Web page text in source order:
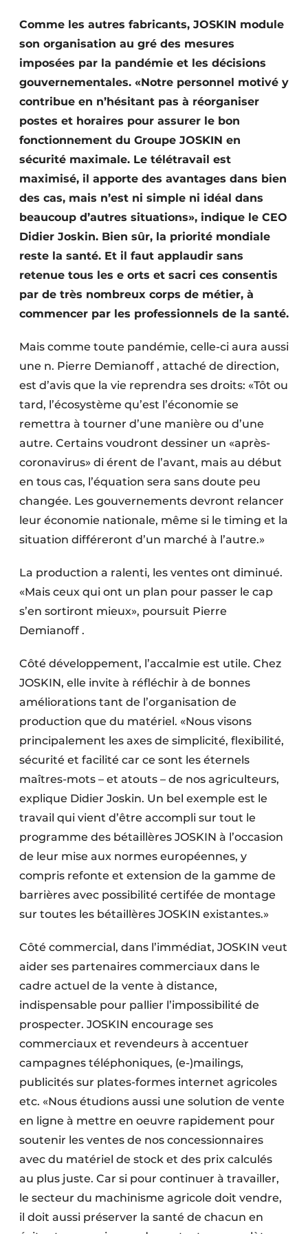
Video’s
Construction bois
Contrôle d’accès
Éclairage
Fondations
Façades
Géotextiles
Infrastructures souterraines et égouttage
Protection solaire
Rénovation
Sécurité incendie
Software
Techniques ferroviaires
Travaux ferroviaires
Comme les autres fabricants, JOSKIN module
son organisation au gré des mesures
imposées par la pandémie et les décisions
gouvernementales. «Notre personnel motivé y
contribue en n’hésitant pas à réorganiser
postes et horaires pour assurer le bon
fonctionnement du Groupe JOSKIN en
sécurité maximale. Le télétravail est
maximisé, il apporte des avantages dans bien
des cas, mais n’est ni simple ni idéal dans
beaucoup d’autres situations», indique le CEO
Didier Joskin. Bien sûr, la priorité mondiale
reste la santé. Et il faut applaudir sans
retenue tous les e orts et sacri ces consentis
par de très nombreux corps de métier, à
commencer par les professionnels de la santé.
Mais comme toute pandémie, celle-ci aura aussi
une n. Pierre Demianoff , attaché de direction,
est d’avis que la vie reprendra ses droits: «Tôt ou
tard, l’écosystème qu’est l’économie se
remettra à tourner d’une manière ou d’une
autre. Certains voudront dessiner un «après-
coronavirus» di érent de l’avant, mais au début
en tous cas, l’équation sera sans doute peu
changée. Les gouvernements devront relancer
leur économie nationale, même si le timing et la
situation différeront d’un marché à l’autre.»
La production a ralenti, les ventes ont diminué.
«Mais ceux qui ont un plan pour passer le cap
s’en sortiront mieux», poursuit Pierre
Demianoff .
Côté développement, l’accalmie est utile. Chez
JOSKIN, elle invite à réfléchir à de bonnes
améliorations tant de l’organisation de
production que du matériel. «Nous visons
principalement les axes de simplicité, flexibilité,
sécurité et facilité car ce sont les éternels
maîtres-mots – et atouts – de nos agriculteurs,
explique Didier Joskin. Un bel exemple est le
travail qui vient d’être accompli sur tout le
programme des bétaillères JOSKIN à l’occasion
de leur mise aux normes européennes, y
compris refonte et extension de la gamme de
barrières avec possibilité certifée de montage
sur toutes les bétaillères JOSKIN existantes.»
Côté commercial, dans l’immédiat, JOSKIN veut
aider ses partenaires commerciaux dans le
cadre actuel de la vente à distance,
indispensable pour pallier l’impossibilité de
prospecter. JOSKIN encourage ses
commerciaux et revendeurs à accentuer
campagnes téléphoniques, (e-)mailings,
publicités sur plates-formes internet agricoles
etc. «Nous étudions aussi une solution de vente
en ligne à mettre en oeuvre rapidement pour
soutenir les ventes de nos concessionnaires
avec du matériel de stock et des prix calculés
au plus juste. Car si pour continuer à travailler,
le secteur du machinisme agricole doit vendre,
il doit aussi préserver la santé de chacun en